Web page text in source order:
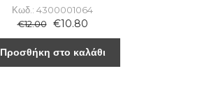
Κωδ.: 4300001064
€12.00 €10.80
Προσθήκη στο καλάθι